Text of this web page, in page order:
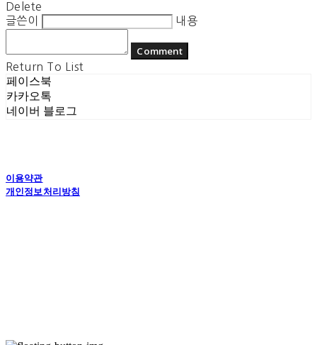
Delete
글쓴이
내용
Comment
Return To List
페이스북
카카오톡
네이버 블로그
이용약관
개인정보처리방침